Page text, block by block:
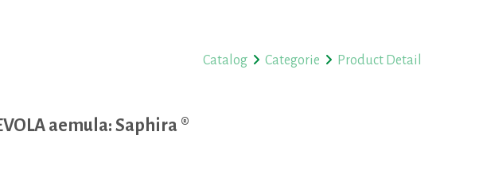
Catalog Categorie Product Detail
aemula: Saphira ®